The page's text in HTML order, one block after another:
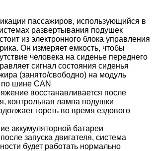
пассажиров, использующийся в
развертывания подушек
из электронного блока управления
Он измеряет емкость, чтобы
человека на сиденье переднего
сигнал состояния сиденья
(занято/свободно) на модуль
шине CAN
восстанавливается после
контрольная лампа подушки
гореть во время ездового
аккумуляторной батареи
запуска двигателя, система
будет работать нормально